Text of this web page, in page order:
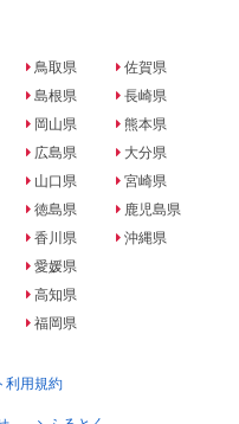
鳥取県
島根県
岡山県
広島県
山口県
徳島県
香川県
愛媛県
高知県
福岡県
佐賀県
長崎県
熊本県
大分県
宮崎県
鹿児島県
沖縄県
利用規約